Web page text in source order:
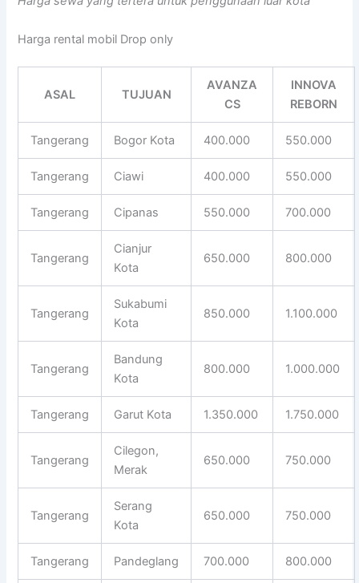
Harga rental mobil Drop only
ASAL TUJUAN
AVANZA
CS
INNOVA
REBORN
Tangerang Bogor Kota 400.000 550.000
Tangerang Ciawi 400.000 550.000
Tangerang Cipanas 550.000 700.000
Tangerang
Cianjur
Kota
650.000 800.000
Tangerang
Sukabumi
Kota
850.000 1.100.000
Tangerang
Bandung
Kota
800.000 1.000.000
Tangerang Garut Kota 1.350.000 1.750.000
Tangerang
Cilegon,
Merak
650.000 750.000
Tangerang
Serang
Kota
650.000 750.000
Tangerang Pandeglang 700.000 800.000